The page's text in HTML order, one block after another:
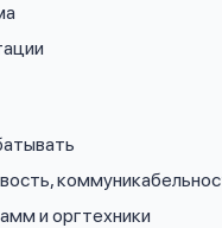
и оргтехники